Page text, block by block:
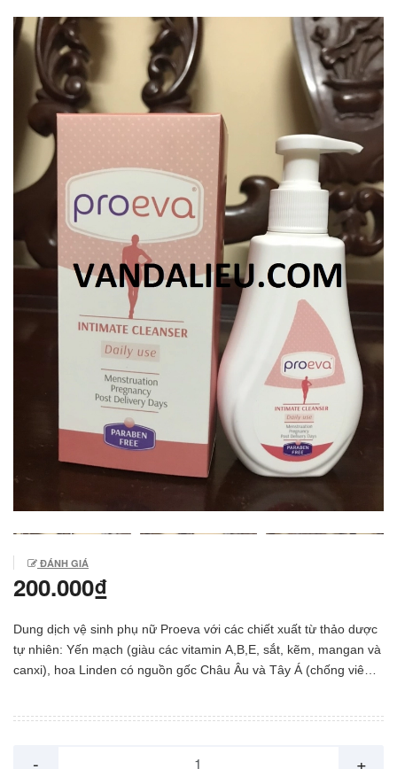
ĐÁNH GIÁ
200.000₫
Dung dịch vệ sinh phụ nữ Proeva với các chiết xuất từ thảo dược
tự nhiên: Yến mạch (giàu các vitamin A,B,E, sắt, kẽm, mangan và
canxi), hoa Linden có nguồn gốc Châu Âu và Tây Á (chống viêm,
- +